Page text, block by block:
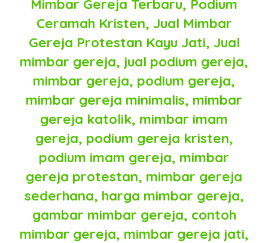
Mimbar Gereja Terbaru, Podium
Ceramah Kristen, Jual Mimbar
Gereja Protestan Kayu Jati, Jual
mimbar gereja, jual podium gereja,
mimbar gereja, podium gereja,
mimbar gereja minimalis, mimbar
gereja katolik, mimbar imam
gereja, podium gereja kristen,
podium imam gereja, mimbar
gereja protestan, mimbar gereja
sederhana, harga mimbar gereja,
gambar mimbar gereja, contoh
mimbar gereja, mimbar gereja jati,